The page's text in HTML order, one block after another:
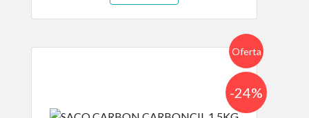
Oferta
-24%